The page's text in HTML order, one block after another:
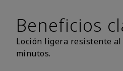
Beneficios
Loción ligera resistente
minutos.